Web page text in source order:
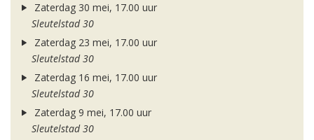
Zaterdag 30 mei, 17.00 uur
Sleutelstad 30
Zaterdag 23 mei, 17.00 uur
Sleutelstad 30
Zaterdag 16 mei, 17.00 uur
Sleutelstad 30
Zaterdag 9 mei, 17.00 uur
Sleutelstad 30